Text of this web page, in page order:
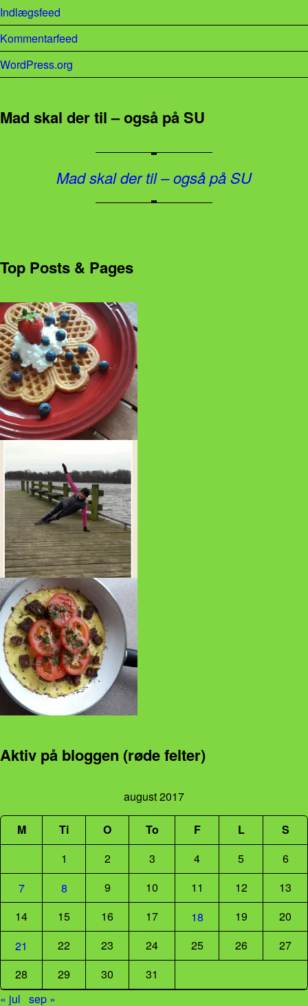
Indlægsfeed
Kommentarfeed
WordPress.org
Mad skal der til – også på SU
Mad skal der til – også på SU
Top Posts & Pages
Aktiv på bloggen (røde felter)
august 2017
M Ti O To F L
S
1
2 3 4 5
6
7
8 9 10 11 12
13
14
15 16 17 18 19
20
21
22 23 24 25 26
27
28
29 30
31
« jul sep »